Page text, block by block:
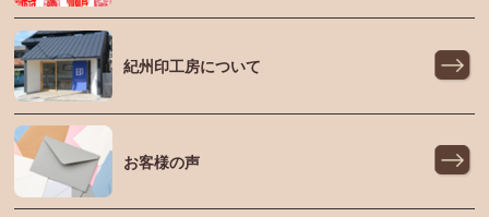
紀州印工房について
お客様の声